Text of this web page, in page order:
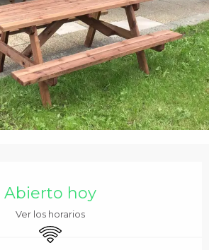
Abierto hoy
Ver los horarios
Wifi